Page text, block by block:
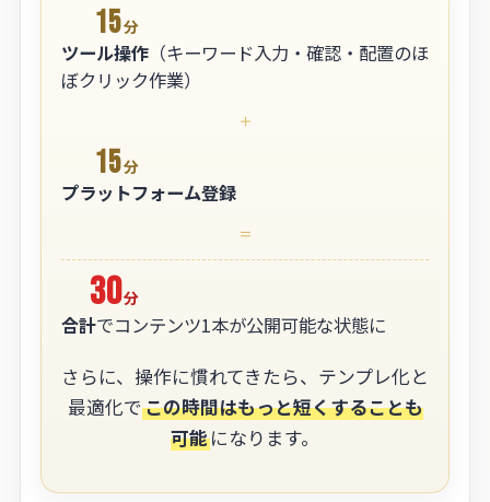
15分
ツール操作 （キーワード入力・確認・配置のほ
ぼクリック作業）
＋
15分
プラットフォーム登録
＝
30分
合計でコンテンツ1本が公開可能な状態に
さらに、操作に慣れてきたら、テンプレ化と
最適化でこの時間はもっと短くすることも
可能になります。